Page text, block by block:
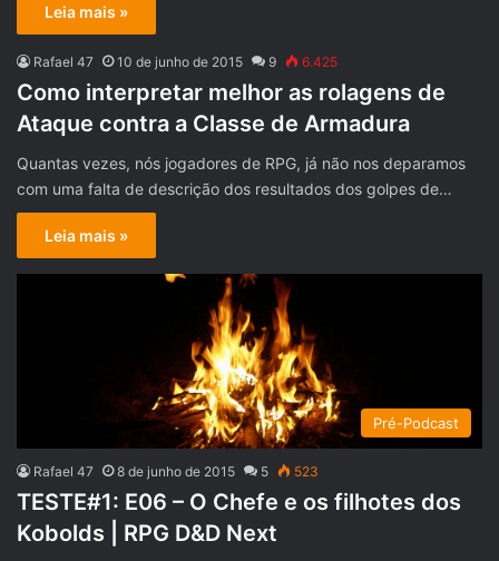
Leia mais »
Rafael 47 10 de junho de 2015 9 6.425
Como interpretar melhor as rolagens de
Ataque contra a Classe de Armadura
Quantas vezes, nós jogadores de RPG, já não nos deparamos
com uma falta de descrição dos resultados dos golpes de…
Leia mais »
Pré-Podcast
Rafael 47 8 de junho de 2015 5 523
TESTE#1: E06 – O Chefe e os filhotes dos
Kobolds | RPG D&D Next